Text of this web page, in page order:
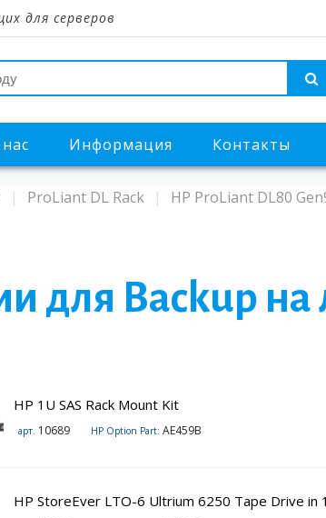
для серверов
Информация Контакты
ProLiant DL Rack HP ProLiant DL80
для Backup на
HP 1U SAS Rack Mount Kit
арт. 10689 HP Option Part: AE459B
HP StoreEver LTO-6 Ultrium 6250 Tape Drive in